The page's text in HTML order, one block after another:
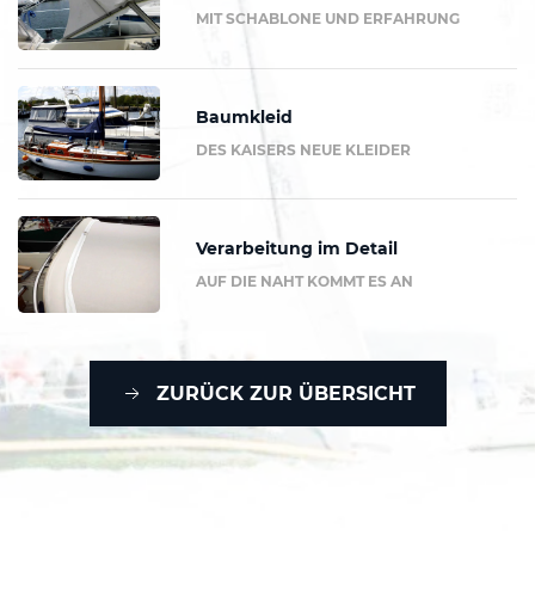
MIT SCHABLONE UND ERFAHRUNG
Baumkleid
DES KAISERS NEUE KLEIDER
Verarbeitung im Detail
AUF DIE NAHT KOMMT ES AN
ZURÜCK ZUR ÜBERSICHT